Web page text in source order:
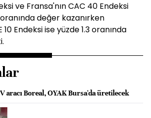
ve Fransa'nın CAC 40 Endeksi
değer kazanırken
Endeksi ise yüzde 1.3 oranında
aracı Boreal, OYAK Bursa'da üretilecek